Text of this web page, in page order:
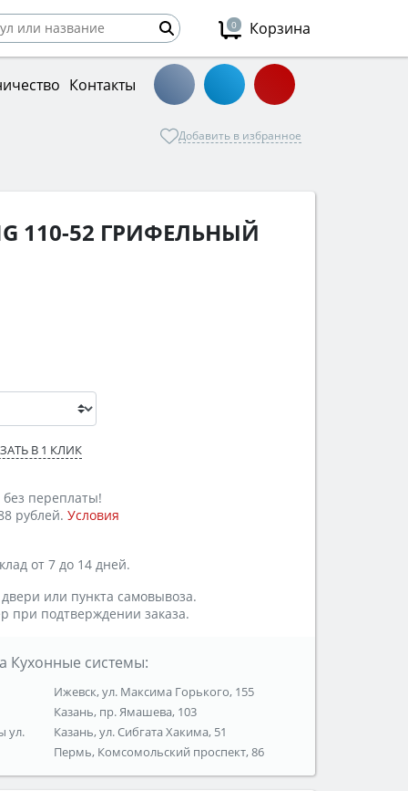
0 Корзина
Контакты
Добавить в избранное
110-52 ГРИФЕЛЬНЫЙ
В 1 КЛИК
переплаты!
рублей. Условия
от 7 до 14 дней.
или пункта самовывоза.
при подтверждении заказа.
Кухонные системы:
ул.
Ижевск, ул. Максима Горького, 155
Казань, пр. Ямашева, 103
Казань, ул. Сибгата Хакима, 51
Пермь, Комсомольский проспект, 86